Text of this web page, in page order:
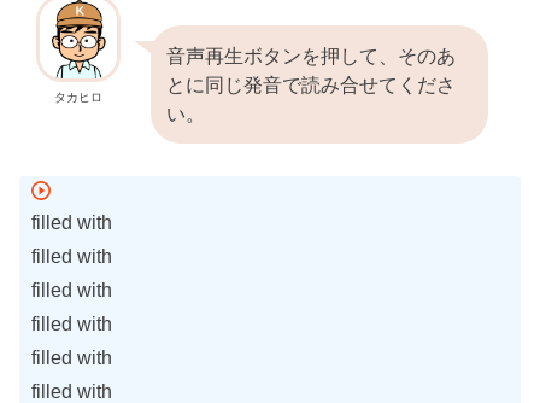
タカヒロ
音声再生ボタンを押して、そのあ
とに同じ発音で読み合せてくださ
い。
filled with
filled with
filled with
filled with
filled with
filled with